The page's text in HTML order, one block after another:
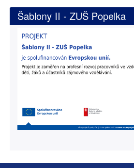
Šablony II - ZUŠ Popelka